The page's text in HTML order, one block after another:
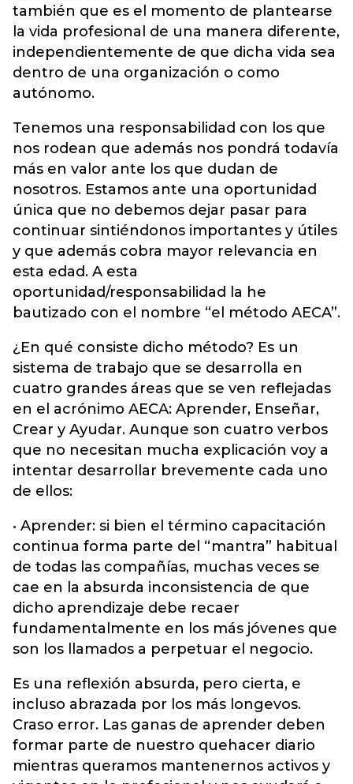
también que es el momento de plantearse
la vida profesional de una manera diferente,
independientemente de que dicha vida sea
dentro de una organización o como
autónomo.
Tenemos una responsabilidad con los que
nos rodean que además nos pondrá todavía
más en valor ante los que dudan de
nosotros. Estamos ante una oportunidad
única que no debemos dejar pasar para
continuar sintiéndonos importantes y útiles
y que además cobra mayor relevancia en
esta edad. A esta
oportunidad/responsabilidad la he
bautizado con el nombre “el método AECA”.
¿En qué consiste dicho método? Es un
sistema de trabajo que se desarrolla en
cuatro grandes áreas que se ven reflejadas
en el acrónimo AECA: Aprender, Enseñar,
Crear y Ayudar. Aunque son cuatro verbos
que no necesitan mucha explicación voy a
intentar desarrollar brevemente cada uno
de ellos:
• Aprender: si bien el término capacitación
continua forma parte del “mantra” habitual
de todas las compañías, muchas veces se
cae en la absurda inconsistencia de que
dicho aprendizaje debe recaer
fundamentalmente en los más jóvenes que
son los llamados a perpetuar el negocio.
Es una reflexión absurda, pero cierta, e
incluso abrazada por los más longevos.
Craso error. Las ganas de aprender deben
formar parte de nuestro quehacer diario
mientras queramos mantenernos activos y